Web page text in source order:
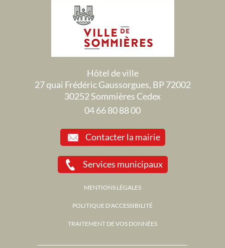
Hôtel de ville
27 quai Frédéric Gaussorgues, BP 72002
30252 Sommières Cedex
04 66 80 88 00
Contacter la mairie
Services municipaux
MENTIONS LÉGALES
POLITIQUE D'ACCESSIBILITÉ
TRAITEMENT DE VOS DONNÉES